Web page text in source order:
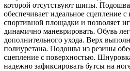
которой отсутствуют шипы. Подошва
обеспечивает идеальное сцепление
спортивной площадки и позволяет
динамично маневрировать. Обувь
дополнительного ухода. Верх
полиуретана. Подошва из резины
сцепление с поверхностью.
надежно зафиксировать бутсы на